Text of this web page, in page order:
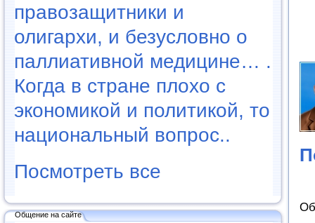
правозащитники и
олигархи, и безусловно о
паллиативной медицине… .
Когда в стране плохо с
экономикой и политикой, то
национальный вопрос..
Посмотреть все
Общение на сайте